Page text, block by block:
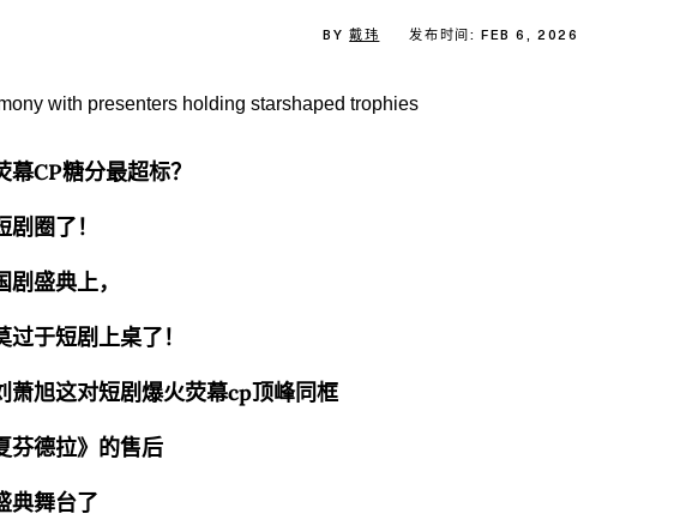
BY戴玮 发布时间: FEB 6, 2026
幕CP糖分最超标？
剧圈了！
盛典上，
于短剧上桌了！
萧旭这对短剧爆火荧幕cp顶峰同框
芬德拉》的售后
典舞台了